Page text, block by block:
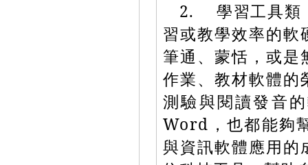
2. 學習工具類
習或教學效率的軟
筆通、蒙恬，或是
作業、教材軟體的
測驗與閱讀發音
Word，也都能夠
與資訊軟體應用的